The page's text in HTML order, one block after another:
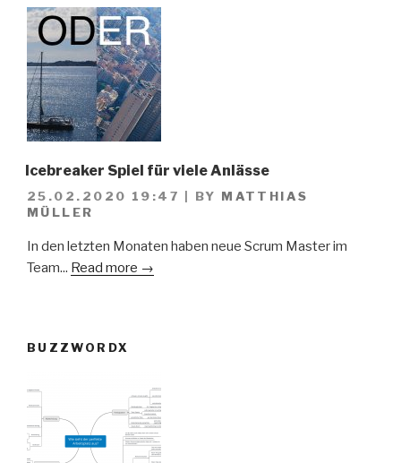
Icebreaker Spiel für viele Anlässe
25.02.2020 19:47 BY MATTHIAS
MÜLLER
In den letzten Monaten haben neue Scrum Master im
Team... Read more →
BUZZWORDX